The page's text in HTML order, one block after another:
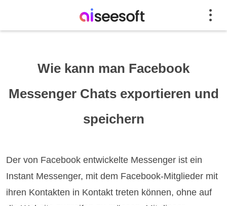
Wie kann man Facebook
Messenger Chats exportieren und
speichern
Der von Facebook entwickelte Messenger ist ein
Instant Messenger, mit dem Facebook-Mitglieder mit
ihren Kontakten in Kontakt treten können, ohne auf